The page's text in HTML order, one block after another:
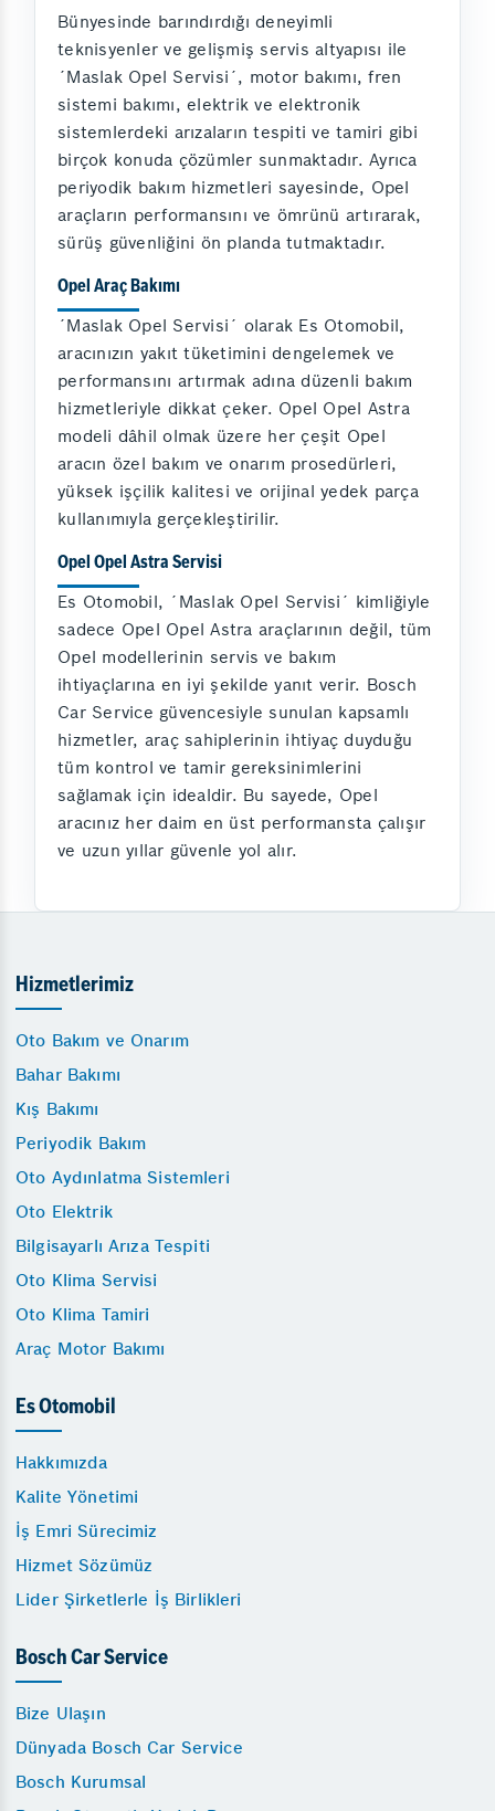
Bünyesinde barındırdığı deneyimli
teknisyenler ve gelişmiş servis altyapısı ile
´Maslak Opel Servisi´, motor bakımı, fren
sistemi bakımı, elektrik ve elektronik
sistemlerdeki arızaların tespiti ve tamiri gibi
birçok konuda çözümler sunmaktadır. Ayrıca
periyodik bakım hizmetleri sayesinde, Opel
araçların performansını ve ömrünü artırarak,
sürüş güvenliğini ön planda tutmaktadır.
Opel Araç Bakımı
´Maslak Opel Servisi´ olarak Es Otomobil,
aracınızın yakıt tüketimini dengelemek ve
performansını artırmak adına düzenli bakım
hizmetleriyle dikkat çeker. Opel Opel Astra
modeli dâhil olmak üzere her çeşit Opel
aracın özel bakım ve onarım prosedürleri,
yüksek işçilik kalitesi ve orijinal yedek parça
kullanımıyla gerçekleştirilir.
Opel Opel Astra Servisi
Es Otomobil, ´Maslak Opel Servisi´ kimliğiyle
sadece Opel Opel Astra araçlarının değil, tüm
Opel modellerinin servis ve bakım
ihtiyaçlarına en iyi şekilde yanıt verir. Bosch
Car Service güvencesiyle sunulan kapsamlı
hizmetler, araç sahiplerinin ihtiyaç duyduğu
tüm kontrol ve tamir gereksinimlerini
sağlamak için idealdir. Bu sayede, Opel
aracınız her daim en üst performansta çalışır
ve uzun yıllar güvenle yol alır.
Hizmetlerimiz
Oto Bakım ve Onarım
Bahar Bakımı
Kış Bakımı
Periyodik Bakım
Oto Aydınlatma Sistemleri
Oto Elektrik
Bilgisayarlı Arıza Tespiti
Oto Klima Servisi
Oto Klima Tamiri
Araç Motor Bakımı
Es Otomobil
Hakkımızda
Kalite Yönetimi
İş Emri Sürecimiz
Hizmet Sözümüz
Lider Şirketlerle İş Birlikleri
Bosch Car Service
Bize Ulaşın
Dünyada Bosch Car Service
Bosch Kurumsal